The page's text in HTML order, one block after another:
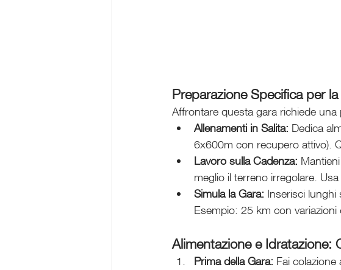
Preparazione Specifica per
Affrontare questa gara richiede
Allenamenti in Salita: Dedica
6x600m con recupero attivo).
Lavoro sulla Cadenza:
meglio il terreno irregolare.
Simula la Gara: Inserisci lunghi
Esempio: 25 km con variazioni
Alimentazione e Idratazione:
Prima della Gara: Fai